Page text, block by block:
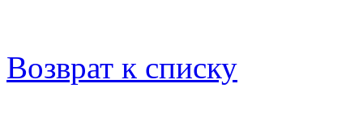
Возврат к списку